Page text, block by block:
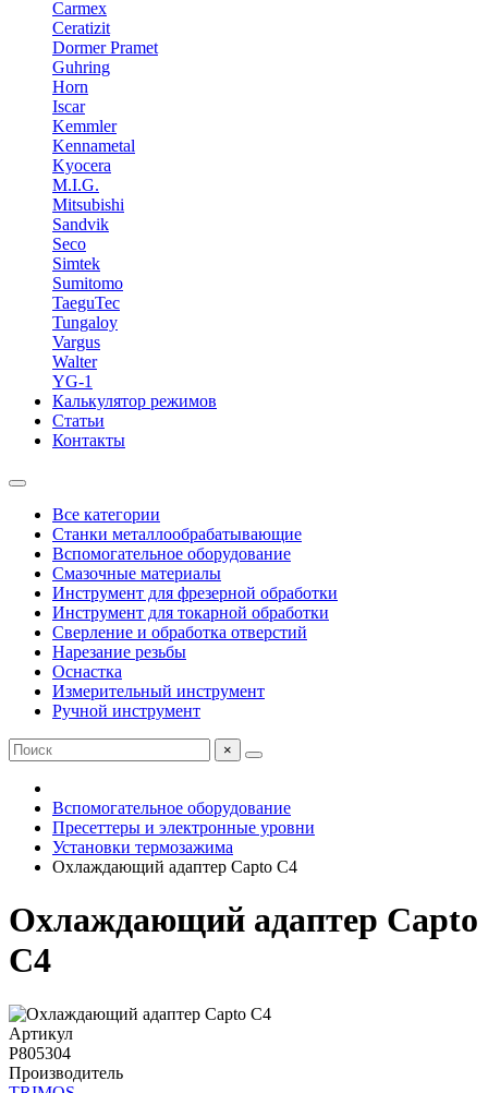
Carmex
Ceratizit
Dormer Pramet
Guhring
Horn
Iscar
Kemmler
Kennametal
Kyocera
M.I.G.
Mitsubishi
Sandvik
Seco
Simtek
Sumitomo
TaeguTec
Tungaloy
Vargus
Walter
YG-1
Калькулятор режимов
Статьи
Контакты
Все категории
Станки металлообрабатывающие
Вспомогательное оборудование
Смазочные материалы
Инструмент для фрезерной обработки
Инструмент для токарной обработки
Сверление и обработка отверстий
Нарезание резьбы
Оснастка
Измерительный инструмент
Ручной инструмент
×
Вспомогательное оборудование
Пресеттеры и электронные уровни
Установки термозажима
Охлаждающий адаптер Capto C4
Охлаждающий адаптер Capto
C4
Артикул
P805304
Производитель